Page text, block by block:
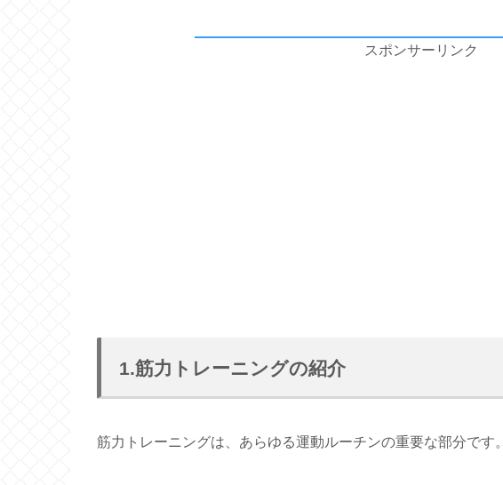
スポンサーリンク
1.筋力トレーニングの紹介
筋力トレーニングは、あらゆる運動ルーチンの重要な部分です。